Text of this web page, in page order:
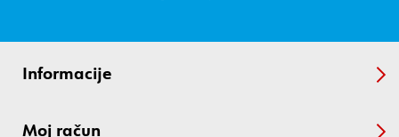
Informacije
Moj račun